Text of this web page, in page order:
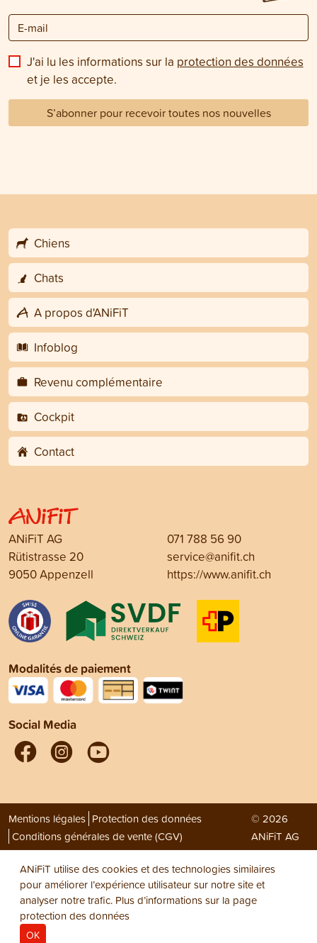
J'ai lu les informations sur la protection des données
et je les accepte.
S’abonner pour recevoir toutes nos nouvelles
Chiens
Chats
A propos d'ANiFiT
Infoblog
Revenu complémentaire
Cockpit
Contact
ANiFiT AG
Rütistrasse 20
9050 Appenzell
071 788 56 90
service@anifit.ch
https://www.anifit.ch
Modalités de paiement
Social Media
Mentions légales Protection des données
Conditions générales de vente (CGV)
© 2026
ANiFiT AG
ANiFiT utilise des cookies et des technologies similaires
pour améliorer l’expérience utilisateur sur notre site et
analyser notre trafic. Plus d’informations sur la page
protection des données
OK